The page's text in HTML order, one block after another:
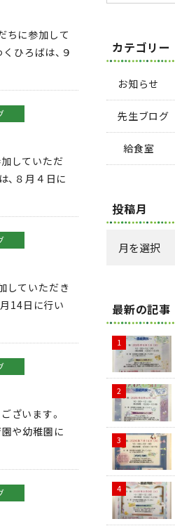
ちに参加して
ひろばは、９
していただ
、８月４日に
していただき
14日に行い
ざいます。
や幼稚園に
カテゴリー
お知らせ
先生ブログ
給食室
投稿月
最新の記事